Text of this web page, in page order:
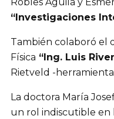
“Investigaciones
También colaboró el
Física “Ing. Luis
Rietveld -
La doctora María
un rol indiscutible en